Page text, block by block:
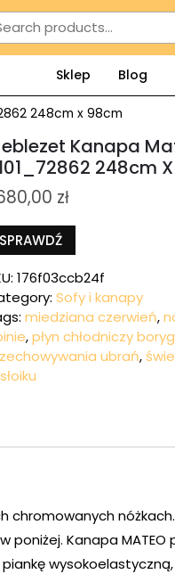
Sklep Blog
248cm x 98cm
Kanapa
248cm
zł
SPRAWDŹ
176f03ccb24f
Sofy i kanapy
miedziana czerwień,
,płyn chłodniczy
ubrań,
chromowanych
poniżej. Kanapa MATEO